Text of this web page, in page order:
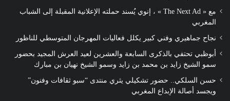
مع « The Next Ad » ، إنوي يُسند حملته الإعلانية المقبلة إلى الشباب
المغربي
نجاح جماهيري وفني كبير يكلل فعاليات المهرجان المتوسطي للناظور
أبوظبي تحتفي بالذكرى السابعة والعشرين لعيد العرش المجيد بحضور
سمو الشيخ زايد بن محمد بن زايد وسمو الشيخ نهيان بن مبارك
حسن السلكي.. حضور تشكيلي يثري منتدى “سبو ثقافات وفنون”
ويجسد أصالة الإبداع المغربي